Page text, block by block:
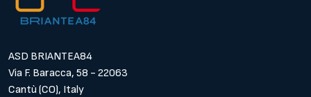
ASD BRIANTEA84
Via F. Baracca, 58 - 22063
Cantù (CO), Italy